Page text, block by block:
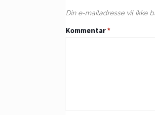
Din e-mailadresse vil ikke
Kommentar*